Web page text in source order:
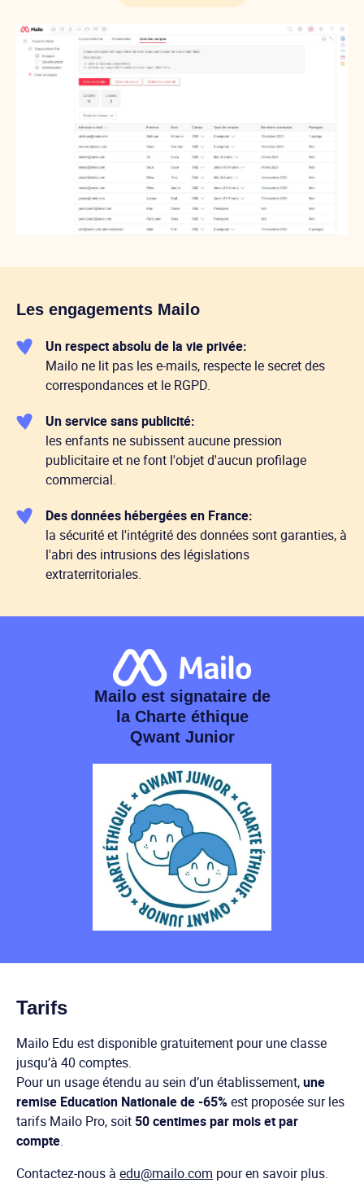
Les engagements Mailo
Un respect absolu de la vie privée:
Mailo ne lit pas les e-mails, respecte le secret des
correspondances et le RGPD.
Un service sans publicité:
les enfants ne subissent aucune pression
publicitaire et ne font l'objet d'aucun profilage
commercial.
Des données hébergées en France:
la sécurité et l'intégrité des données sont garanties, à
l'abri des intrusions des législations
extraterritoriales.
Mailo est signataire de
la Charte éthique
Qwant Junior
Tarifs
Mailo Edu est disponible gratuitement pour une classe
jusqu’à 40 comptes.
Pour un usage étendu au sein d’un établissement,une
remise Education Nationale de -65%est proposée sur les
tarifs Mailo Pro, soit 50 centimes par mois et par
compte.
Contactez-nous à edu@mailo.com pour en savoir plus.